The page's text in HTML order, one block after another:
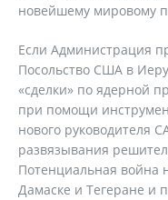
новейшему мировому
Если Администрация
Посольство США в
«сделки» по ядерной
при помощи
нового руководителя
развязывания
Потенциальная война
Дамаске и Тегеране и